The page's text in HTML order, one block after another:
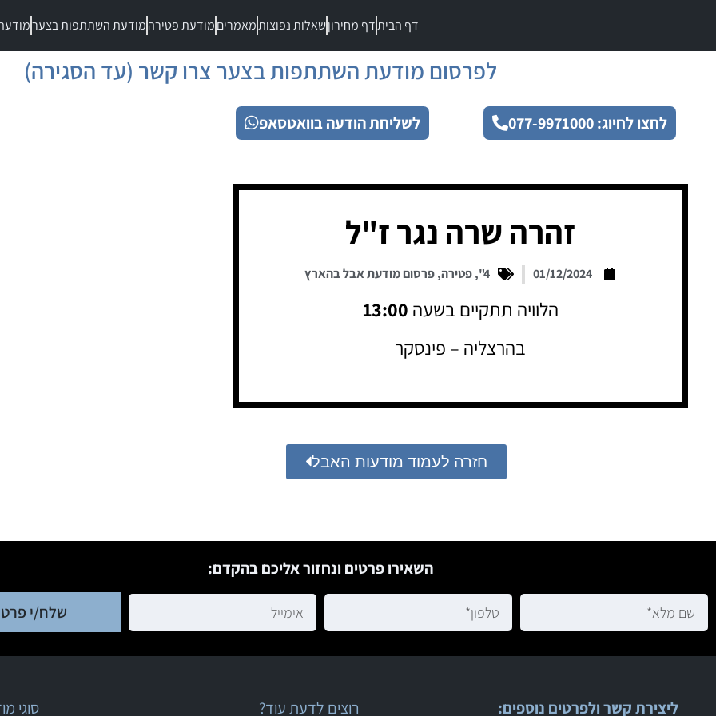
דף הביתדף מחירוןשאלות נפוצותמאמריםמודעת פטירהמודעת השתתפות בצער
לפרסום מודעת השתתפות בצער צרו קשר (עד הסגירה)
לחצו לחיוג: 077-9971000 לשליחת הודעה בוואטסאפ
זהרה שרה נגר ז"ל
01/12/2024
4"
,פטירה,פרסום מודעת אבל בהארץ
הלוויה תתקיים בשעה 13:00
בהרצליה – פינסקר
חזרה לעמוד מודעות האבל
השאירו פרטים ונחזור אליכם בהקדם:
שלח/י
ליצירת קשר ולפרטים נוספים: רוצים לדעת עוד? סוגי